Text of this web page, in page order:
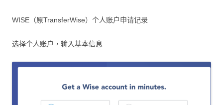
WISE（原TransferWise）个人账户申请记录
选择个人账户，输入基本信息